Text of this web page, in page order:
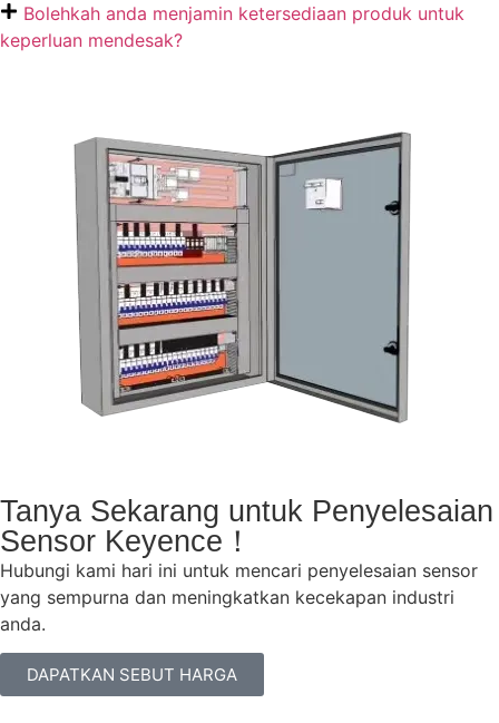
Bolehkah anda menjamin ketersediaan produk untuk
keperluan mendesak?
Tanya Sekarang untuk Penyelesaian
Sensor Keyence！
Hubungi kami hari ini untuk mencari penyelesaian sensor
yang sempurna dan meningkatkan kecekapan industri
anda.
DAPATKAN SEBUT HARGA